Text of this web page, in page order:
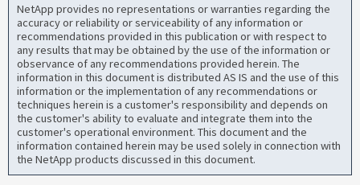
NetApp provides no representations or warranties regarding the
accuracy or reliability or serviceability of any information or
recommendations provided in this publication or with respect to
any results that may be obtained by the use of the information or
observance of any recommendations provided herein. The
information in this document is distributed AS IS and the use of this
information or the implementation of any recommendations or
techniques herein is a customer's responsibility and depends on
the customer's ability to evaluate and integrate them into the
customer's operational environment. This document and the
information contained herein may be used solely in connection with
the NetApp products discussed in this document.